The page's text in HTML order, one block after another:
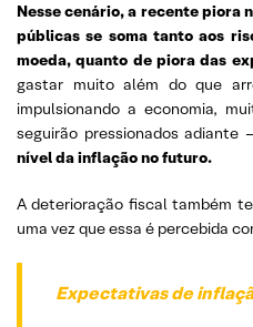
Nesse cenário, a recente piora
públicas se soma tanto aos
moeda, quanto de piora das
gastar muito além do que
impulsionando a economia,
seguirão pressionados adiante –
nível da inflação no futuro.
A deterioração fiscal também
uma vez que essa é percebida
Expectativas de